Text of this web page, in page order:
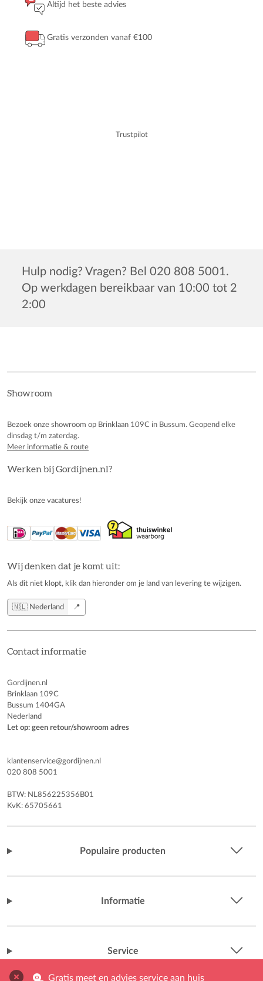
Altijd het beste advies
Gratis verzonden vanaf €100
Trustpilot
Hulp nodig? Vragen? Bel 020 808 5001.
Op werkdagen bereikbaar van 10:00 tot 2
2:00
Showroom
Bezoek onze showroom op Brinklaan 109C in Bussum. Geopend elke
dinsdag t/m zaterdag.
Meer informatie & route
Werken bij Gordijnen.nl?
Bekijk onze vacatures!
Wij denken dat je komt uit:
Als dit niet klopt, klik dan hieronder om je land van levering te wijzigen.
🇳🇱 Nederland 📍
Contact informatie
Gordijnen.nl
Brinklaan 109C
Bussum 1404GA
Nederland
Let op: geen retour/showroom adres
klantenservice@gordijnen.nl
020 808 5001
BTW: NL856225356B01
KvK: 65705661
Populaire producten
Informatie
Service
Gratis meet en advies service aan huis